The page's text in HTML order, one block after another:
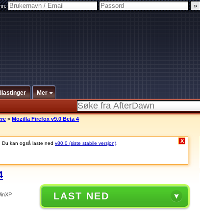
Mer
> Mozilla Firefox v9.0 Beta 4
Du kan også laste ned v80.0 (siste stabile versjon) X
LAST NED